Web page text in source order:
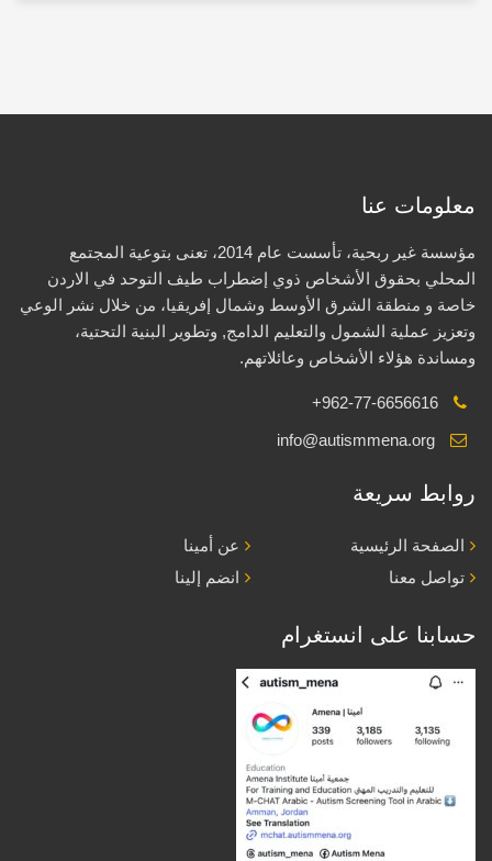
معلومات عنا
مؤسسة غير ربحية، تأسست عام 2014، تعنى بتوعية المجتمع
المحلي بحقوق الأشخاص ذوي إضطراب طيف التوحد في الاردن
خاصة و منطقة الشرق الأوسط وشمال إفريقيا، من خلال نشر الوعي
وتعزيز عملية الشمول والتعليم الدامج, وتطوير البنية التحتية،
ومساندة هؤلاء الأشخاص وعائلاتهم.
+962-77-6656616
info@autismmena.org
روابط سريعة
الصفحة الرئيسية
عن أمينا
تواصل معنا
انضم إلينا
حسابنا على انستغرام